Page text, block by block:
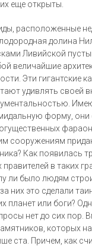
еще открыты.
расположенные
долина
Ливийской
величайшие
Эти гигантские
удивлять своей
форму, они
сооружениям
Как появилась
в таких
ли было людям
них это сделали
планет или боги?
нет до сих пор.
которых
ста. Причем, как